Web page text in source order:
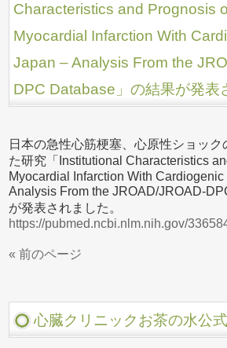
Characteristics and Prognosis
Myocardial Infarction With
Japan – Analysis From the
DPC Database」の結果が発表
日本の急性心筋梗塞、心原性ショッ
た研究「Institutional Characteristics
Myocardial Infarction With
Analysis From the JROAD/JROAD-
が発表されました。
https://pubmed.ncbi.nlm.nih.gov/
« 前のページ
心臓クリニックお茶の水公